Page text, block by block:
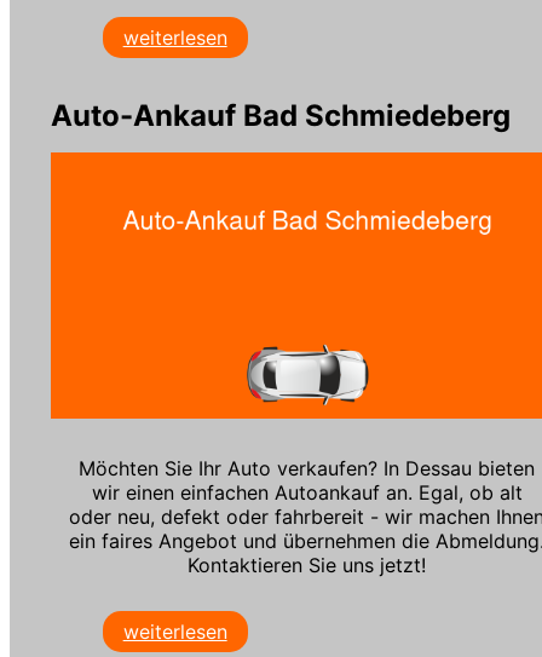
weiterlesen
Auto-Ankauf Bad Schmiedeberg
Möchten Sie Ihr Auto verkaufen? In Dessau bieten
wir einen einfachen Autoankauf an. Egal, ob alt
oder neu, defekt oder fahrbereit - wir machen
ein faires Angebot und übernehmen die
Kontaktieren Sie uns jetzt!
weiterlesen